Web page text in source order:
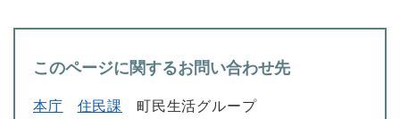
このページに関するお問い合わせ先
本庁 住民課 町民生活グループ